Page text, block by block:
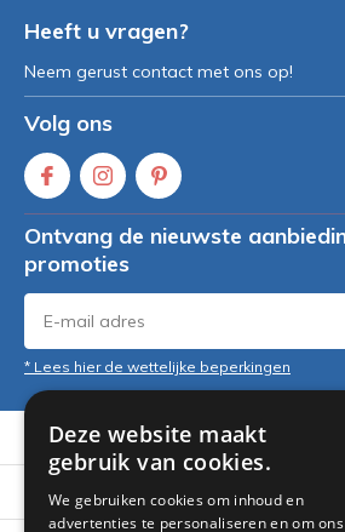
Heeft u vragen?
Neem gerust contact met ons op!
Volg ons
Ontvang de nieuwste
promoties
* Lees hier de wettelijke beperkingen
Klantenservice
Mijn account
Deze website maakt
gebruik van cookies.
We gebruiken cookies om inhoud en
advertenties te personaliseren en om ons